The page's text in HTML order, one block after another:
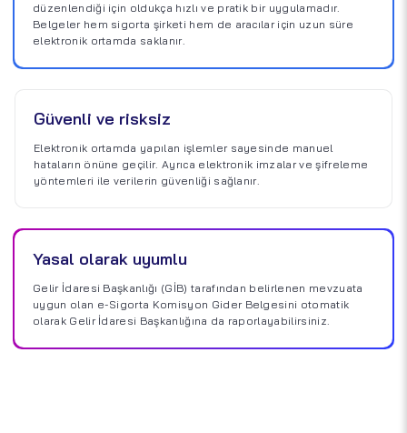
düzenlendiği için oldukça hızlı ve pratik bir uygulamadır.
Belgeler hem sigorta şirketi hem de aracılar için uzun süre
elektronik ortamda saklanır.
Güvenli ve risksiz
Elektronik ortamda yapılan işlemler sayesinde manuel
hataların önüne geçilir. Ayrıca elektronik imzalar ve şifreleme
yöntemleri ile verilerin güvenliği sağlanır.
Yasal olarak uyumlu
Gelir İdaresi Başkanlığı (GİB) tarafından belirlenen mevzuata
uygun olan e-Sigorta Komisyon Gider Belgesini otomatik
olarak Gelir İdaresi Başkanlığına da raporlayabilirsiniz.